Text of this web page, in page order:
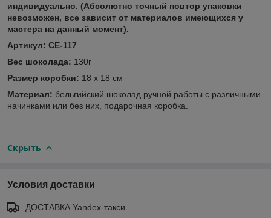
индивидуально. (Абсолютно точный повтор упаковки
невозможен, все зависит от материалов имеющихся у
мастера на данный момент).
Артикул: СЕ-117
Вес шоколада: 130г
Размер коробки: 18 х 18 см
Материал: бельгийский шоколад ручной работы с различными
начинками или без них, подарочная коробка.
Скрыть
Условия доставки
ДОСТАВКА Yandex-такси